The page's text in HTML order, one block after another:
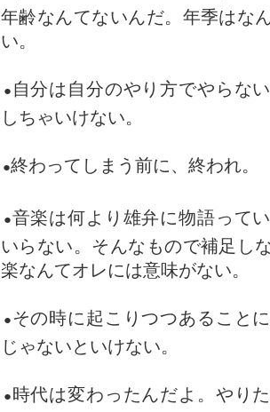
年齢なんてないんだ。年季はな
い。
● 自分は自分のやり方でやらな
しちゃいけない。
●終わってしまう前に、終われ。
●音楽は何より雄弁に物語って
いらない。そんなもので補足し
楽なんてオレには意味がない。
●その時に起こりつつあること
じゃないといけない。
●時代は変わったんだよ。やり